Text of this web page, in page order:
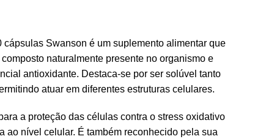
Swanson é um suplemento alimentar que
naturalmente presente no organismo e
antioxidante. Destaca-se por ser solúvel tanto
atuar em diferentes estruturas celulares.
a proteção das células contra o stress oxidativo
ao nível celular. É também reconhecido pela sua